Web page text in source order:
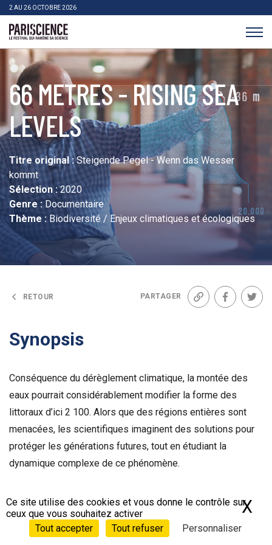
>Aller au contenu
2 AU 26 OCTOBRE 2026
66 METRES - RISING SEA
LEVELS
Titre original :Steigende Pegel - Wenn das Wesser
kommt
Sélection :2020
Genre :Documentaire
Thème : Biodiversité / Enjeux climatiques et écologiques
RETOUR PARTAGER
Lien Facebook
Synopsis
Conséquence du dérèglement climatique, la montée des
eaux pourrait considérablement modifier la forme des
littoraux d’ici 2 100. Alors que des régions entières sont
menacées, les scientifiques imaginent des solutions pour
protéger les générations futures, tout en étudiant la
dynamique complexe de ce phénomène.
Générique
Réalisé par :
Panneau de gestion des cookies
Ce site utilise des cookies et vous donne le contrôle sur
ceux que vous souhaitez activer
Tout accepter
Tout refuser Personnaliser
X